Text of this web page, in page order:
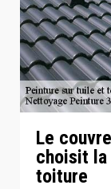
Le
choisit
toiture